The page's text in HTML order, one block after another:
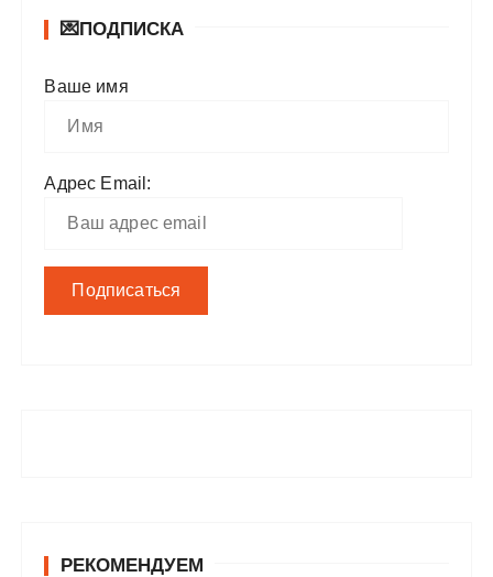
💌ПОДПИСКА
Ваше имя
Адрес Email:
РЕКОМЕНДУЕМ